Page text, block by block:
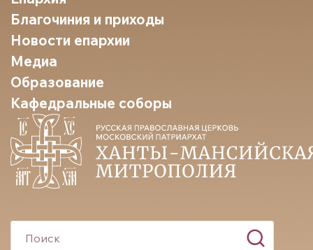
Благочиния и приходы
Новости епархии
Медиа
Образование
Кафедральные соборы